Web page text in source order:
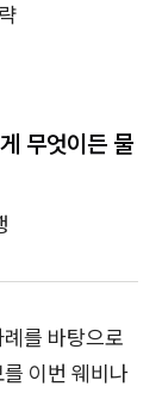
무엇이든 물
를 바탕으로
이번 웨비나